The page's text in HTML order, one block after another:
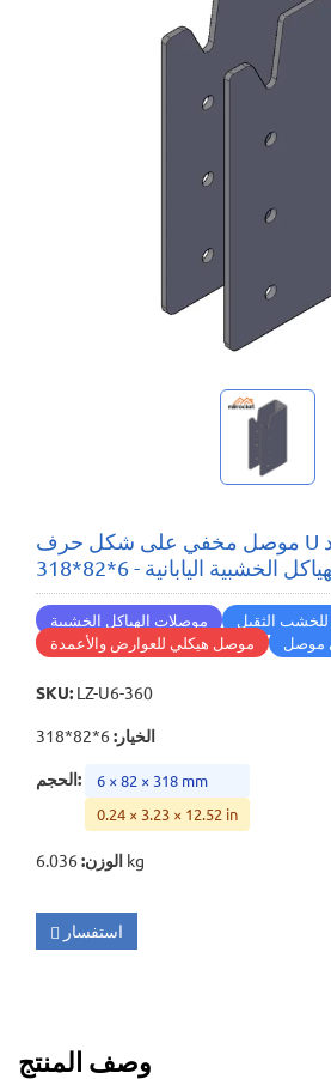
موصل مخفي على شكل حرف U بين العارضة والعمود
الخشبية اليابانية - 6*82*318
موصلات الهياكل الخشبية
الثقيل
موصل هيكلي للعوارض والأعمدة
موصل
SKU: LZ-U6-360
الخيار :
6*82*318
الحجم:
6 × 82 × 318 mm
0.24 × 3.23 × 12.52 in
الوزن: 6.036 kg
استفسار
وصف المنتج